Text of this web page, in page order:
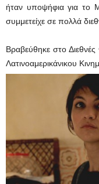
ήταν υποψήφια για το
συμμετείχε σε πολλά
Βραβεύθηκε στο
Λατινοαμερικάνικου